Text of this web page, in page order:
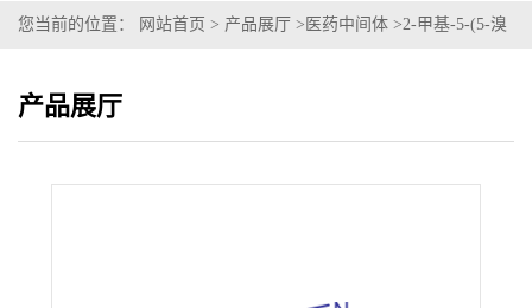
您当前的位置： 网站首页 > 产品展厅 > 医药中间体 >2-甲基-5-(5-溴
产品展厅